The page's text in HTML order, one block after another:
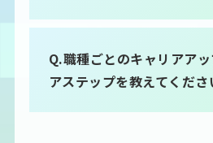
Q.職種ごとのキャリアア
アステップを教えてくださ